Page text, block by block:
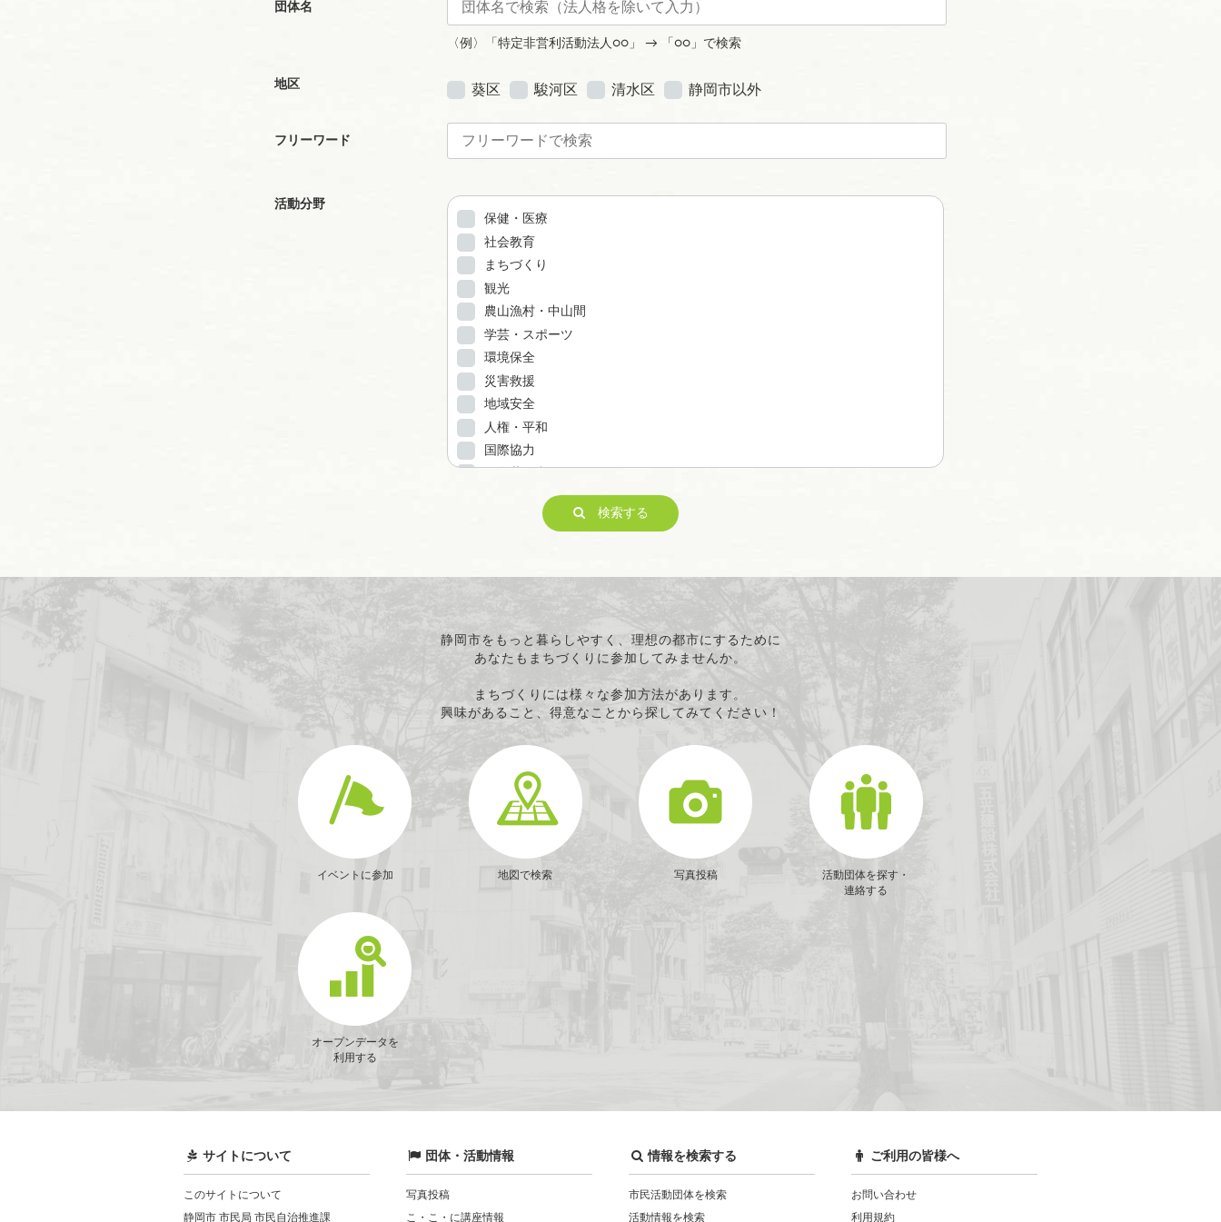
団体名
〈例〉「特定非営利活動法人○○」 → 「○○」で検索
地区 葵区 駿河区 清水区 静岡市以外
フリーワード
活動分野
保健・医療
社会教育
まちづくり
観光
農山漁村・中山間
学芸・スポーツ
環境保全
災害救援
地域安全
人権・平和
国際協力
子どもの健全育成
連絡・助言・援助
条例で定める活動
検索する
静岡市をもっと暮らしやすく、理想の都市にするために
あなたもまちづくりに参加してみませんか。
まちづくりには様々な参加方法があります。
興味があること、得意なことから探してみてください！
イベントに参加 地図で検索 写真投稿
活動団体を探す・
連絡する
オープンデータを
利用する
サイトについて
このサイトについて
静岡市 市民局 市民自治推進課
団体・活動情報
写真投稿
こ・こ・に講座情報
情報を検索する
市民活動団体を検索
活動情報を検索
ご利用の皆様へ
お問い合わせ
利用規約